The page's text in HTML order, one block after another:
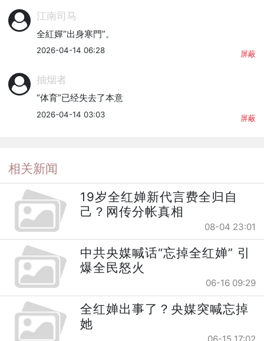
江南司马
全紅嬋“出身寒門”。
2026-04-14 06:28 屏蔽
抽烟者
“体育”已经失去了本意
2026-04-14 03:03 屏蔽
相关新闻
19岁全红婵新代言费全归自
己？网传分帐真相
08-04 23:01
中共央媒喊话“忘掉全红婵” 引
爆全民怒火
06-16 09:29
全红婵出事了？央媒突喊忘掉
她